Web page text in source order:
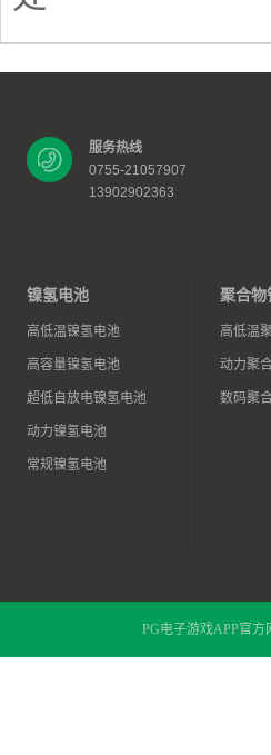
服务热线
0755-21057907
13902902363
镍氢电池
高低温镍氢电池
高容量镍氢电池
超低自放电镍氢电池
动力镍氢电池
常规镍氢电池
聚合物
高低温
动力聚
数码聚
PG电子游戏APP官方